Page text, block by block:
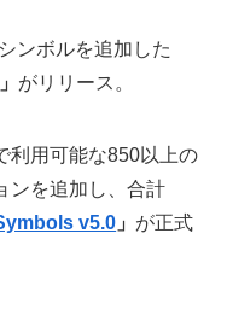
ンボルを追加した
」 がリリース。
利用可能な850以上の
ンを追加し、合計
v5.0 」 が正式